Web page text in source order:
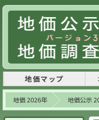
地価マップ
地価 2026年 地価公示